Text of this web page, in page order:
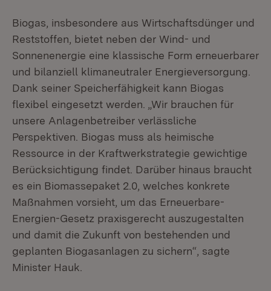
Biogas, insbesondere aus Wirtschaftsdünger und
Reststoffen, bietet neben der Wind- und
Sonnenenergie eine klassische Form erneuerbarer
und bilanziell klimaneutraler Energieversorgung.
Dank seiner Speicherfähigkeit kann Biogas
flexibel eingesetzt werden. „Wir brauchen für
unsere Anlagenbetreiber verlässliche
Perspektiven. Biogas muss als heimische
Ressource in der Kraftwerkstrategie gewichtige
Berücksichtigung findet. Darüber hinaus braucht
es ein Biomassepaket 2.0, welches konkrete
Maßnahmen vorsieht, um das Erneuerbare-
Energien-Gesetz praxisgerecht auszugestalten
und damit die Zukunft von bestehenden und
geplanten Biogasanlagen zu sichern“, sagte
Minister Hauk.